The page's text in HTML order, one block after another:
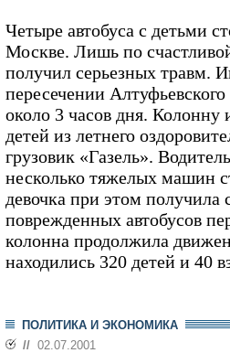
Четыре автобуса с детьми
Москве. Лишь по
получил серьезных травм.
пересечении
около 3 часов дня. Колонну
детей из летнего
грузовик «Газель».
несколько тяжелых машин
девочка при этом получила
поврежденных автобусов
колонна продолжила
находились 320 детей и 40
ПОЛИТИКА И ЭКОНОМИКА
// 02.07.2001